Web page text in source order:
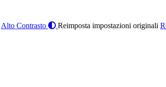
Alto Contrasto Reimposta impostazioni originali